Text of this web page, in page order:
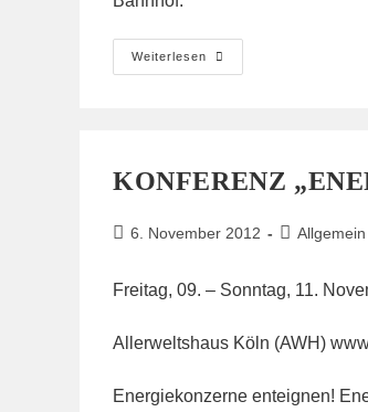
Weiterlesen
„Die
Zombies
KONFERENZ
Beitrag
6. November 2012
Beitrags-
Allgemein
Freitag, 09. – Sonntag, 11.
Allerweltshaus Köln (AWH)
Energiekonzerne enteignen!